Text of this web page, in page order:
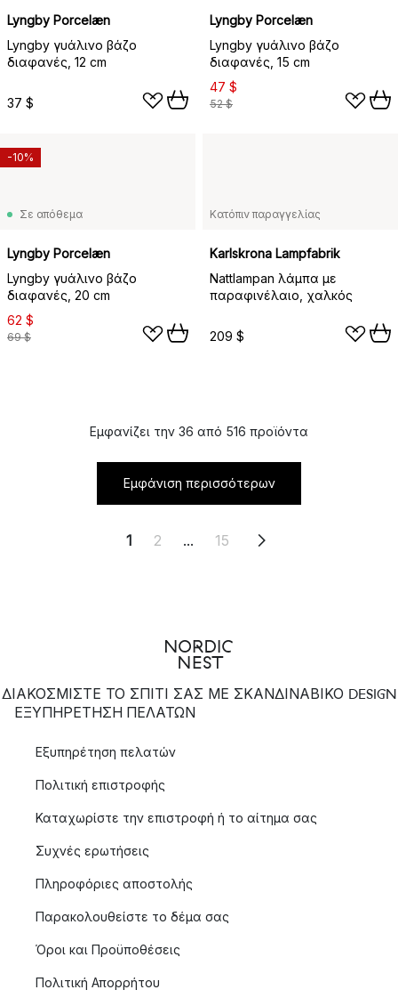
Lyngby Porcelæn
Lyngby γυάλινο βάζο
διαφανές, 12 cm
37 $
Lyngby Porcelæn
Lyngby γυάλινο βάζο
διαφανές, 15 cm
47 $
52 $
Σε απόθεμα
Lyngby Porcelæn
Lyngby γυάλινο βάζο
διαφανές, 20 cm
62 $
69 $
-10%
Κατόπιν παραγγελίας
Karlskrona Lampfabrik
Nattlampan λάμπα με
παραφινέλαιο, χαλκός
209 $
Εμφανίζει την 36 από 516 προϊόντα
Εμφάνιση περισσότερων
1 2 ... 15
ΔΙΑΚΟΣΜΙΣΤΕ ΤΟ ΣΠΙΤΙ ΣΑΣ ΜΕ ΣΚΑΝΔΙΝΑΒΙΚΟ DESIGN
ΕΞΥΠΗΡΈΤΗΣΗ ΠΕΛΑΤΏΝ
Εξυπηρέτηση πελατών
Πολιτική επιστροφής
Καταχωρίστε την επιστροφή ή το αίτημα σας
Συχνές ερωτήσεις
Πληροφόριες αποστολής
Παρακολουθείστε το δέμα σας
Όροι και Προϋποθέσεις
Πολιτική Απορρήτου